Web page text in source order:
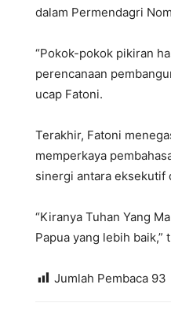
dalam Permendagri
“Pokok-pokok pikiran
perencanaan
ucap Fatoni.
Terakhir, Fatoni
memperkaya
sinergi antara eksekutif
“Kiranya Tuhan Yang
Papua yang lebih baik,”
Jumlah Pembaca 93